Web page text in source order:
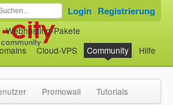
Webhosting-Pakete
Cloud-VPS Community Hilfe
Login Registrierung
Promowall Tutorials